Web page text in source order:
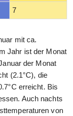
7
mit ca.
Jahr ist der Monat
der Monat
(2.1°C), die
erreicht. Bis
Auch nachts
von